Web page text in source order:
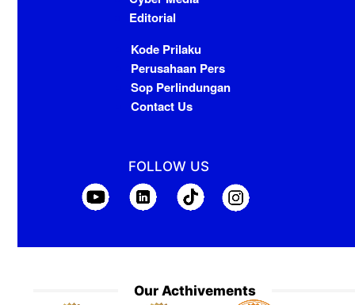
Editorial
Kode Prilaku
Perusahaan Pers
Sop Perlindungan
Contact Us
FOLLOW US
Our Acthivements